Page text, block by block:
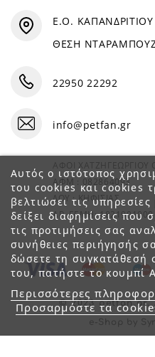
Αυτός ο ιστότοπος
του cookies και cookies
βελτιώσει τις
δείξει διαφημίσεις που
τις προτιμήσεις σας
συνήθειες περιήγησής
δώσετε τη συγκατάθεσή
του, πατήστε το κουμπί
Περισσότερες
Προσαρμόστε τα
Ε.Ο.
ΘΕΣΗ
22950 22292
info@petfan.gr
ΑΦΟΙ ΧΑΤΖΗΓΕΩΡΓΙΟΥ
ΑΦΜ : 082864093
ΔΟΥ : ΚΗΦΙΣΙΑΣ
ΑΡ. ΓΕΜΗ: 1821901000
© 2023
e-Shop by